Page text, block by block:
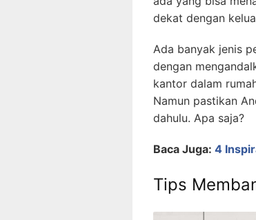
dekat dengan
Ada banyak jenis
dengan
kantor dalam
Namun pastikan
dahulu. Apa saja?
Baca Juga: 4
Tips